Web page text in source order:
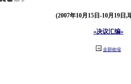
(2007年10月15日-10月19日,
«决议汇编»
全部收缩